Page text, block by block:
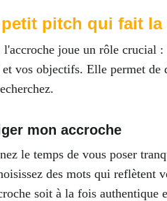
petit pitch qui fait
l'accroche joue un rôle
vos objectifs. Elle permet de
mon accroche
le temps de vous poser
des mots qui reflètent
soit à la fois